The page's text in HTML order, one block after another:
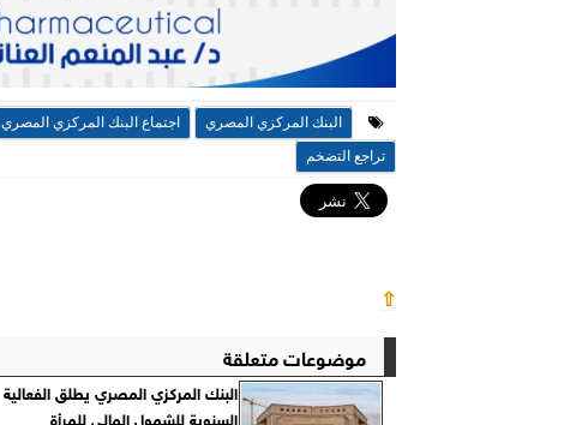
البنك المركزي المصري اجتماع البنك المركزي المصري
تراجع التضخم
⇧
موضوعات متعلقة
البنك المركزي المصري يطلق الفعالية
السنوية للشمول المالي للمرأة